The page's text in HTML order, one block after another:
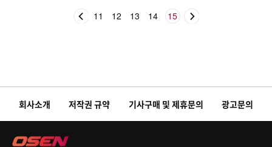
11 12 13 14 15
회사소개 저작권 규약 기사구매 및 제휴문의 광고문의